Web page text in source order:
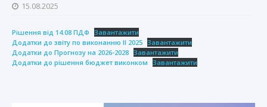
15.08.2025
Рішення від 14.08 ПДФ
Завантажити
Додатки до звіту по виконанню ІІ 2025 Завантажити
Додатки до Прогнозу на 2026-2028 Завантажити
Додатки до рішення бюджет виконком
Завантажити